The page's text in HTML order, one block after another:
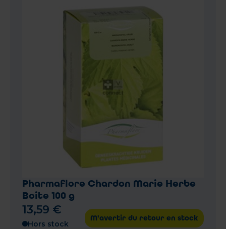
Pharmaflore Chardon Marie Herbe
Boite 100 g
13,59 €
Hors stock
M'avertir du retour en stock